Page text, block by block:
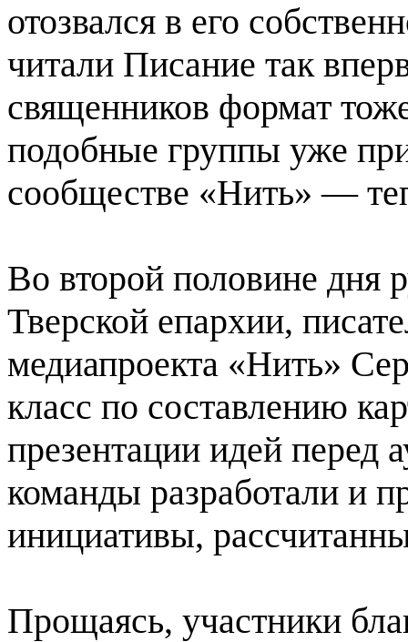
отозвался в его
читали Писание так
священников формат
подобные группы уже
сообществе «Нить» —
Во второй половине дня
Тверской епархии,
медиапроекта «Нить»
класс по составлению
презентации идей перед
команды разработали и
инициативы,
Прощаясь, участники